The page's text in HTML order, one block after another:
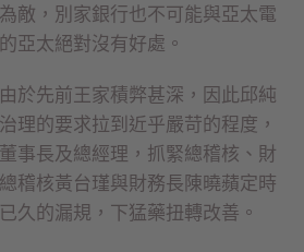
敵，別家銀行也不可能與亞太電
亞太絕對沒有好處。
於先前王家積弊甚深，因此邱純
理的要求拉到近乎嚴苛的程度，
事長及總經理，抓緊總稽核、財
稽核黃台瑾與財務長陳曉蘋定時
久的漏規，下猛藥扭轉改善。